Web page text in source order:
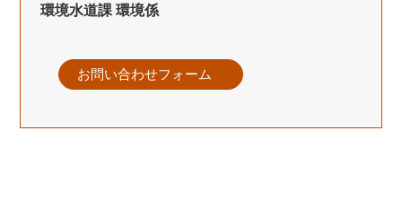
環境水道課 環境係
お問い合わせフォーム